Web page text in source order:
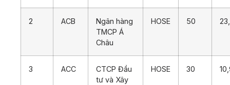
2 ACB
Ngân hàng
TMCP Á
Châu
HOSE 50
3 ACC
CTCP Đầu
tư và Xây
HOSE 30